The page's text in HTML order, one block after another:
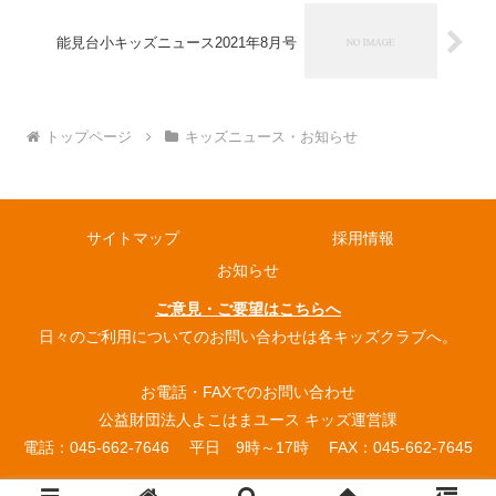
能見台小キッズニュース2021年8月号
トップページ キッズニュース・お知らせ
サイトマップ
採用情報
お知らせ
ご意見・ご要望はこちらへ
日々のご利用についてのお問い合わせは各キッズクラブへ。
お電話・FAXでのお問い合わせ
公益財団法人よこはまユース キッズ運営課
電話：045-662-7646 平日 9時～17時 FAX：045-662-7645